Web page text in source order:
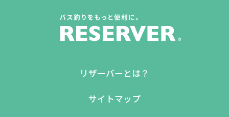
リザーバーとは？
サイトマップ